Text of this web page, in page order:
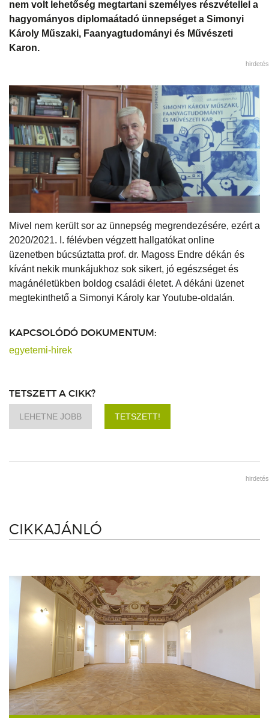
nem volt lehetőség megtartani személyes részvétellel a
hagyományos diplomaátadó ünnepséget a Simonyi
Károly Műszaki, Faanyagtudományi és Művészeti
Karon.
hirdetés
Mivel nem került sor az ünnepség megrendezésére, ezért a
2020/2021. I. félévben végzett hallgatókat online
üzenetben búcsúztatta prof. dr. Magoss Endre dékán és
kívánt nekik munkájukhoz sok sikert, jó egészséget és
magánéletükben boldog családi életet. A dékáni üzenet
megtekinthető a Simonyi Károly kar Youtube-oldalán.
KAPCSOLÓDÓ DOKUMENTUM:
egyetemi-hirek
TETSZETT A CIKK?
LEHETNE JOBB TETSZETT!
hirdetés
CIKKAJÁNLÓ